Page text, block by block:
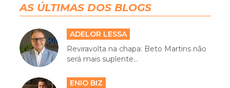
AS ÚLTIMAS DOS BLOGS
ADELOR LESSA
Reviravolta na chapa: Beto Martins não
será mais suplente...
ENIO BIZ